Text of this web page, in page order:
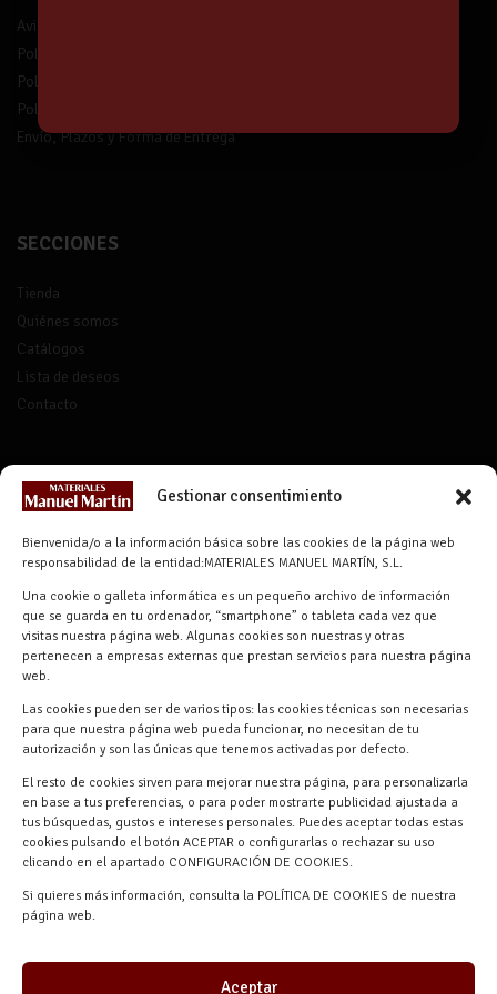
Gestionar consentimiento
Bienvenida/o a la información básica sobre las cookies de la página web
responsabilidad de la entidad:MATERIALES MANUEL MARTÍN, S.L.
Una cookie o galleta informática es un pequeño archivo de información
que se guarda en tu ordenador, “smartphone” o tableta cada vez que
visitas nuestra página web. Algunas cookies son nuestras y otras
pertenecen a empresas externas que prestan servicios para nuestra página
web.
Las cookies pueden ser de varios tipos: las cookies técnicas son necesarias
para que nuestra página web pueda funcionar, no necesitan de tu
autorización y son las únicas que tenemos activadas por defecto.
El resto de cookies sirven para mejorar nuestra página, para personalizarla
en base a tus preferencias, o para poder mostrarte publicidad ajustada a
tus búsquedas, gustos e intereses personales. Puedes aceptar todas estas
cookies pulsando el botón ACEPTAR o configurarlas o rechazar su uso
clicando en el apartado CONFIGURACIÓN DE COOKIES.
Si quieres más información, consulta la POLÍTICA DE COOKIES de nuestra
página web.
Aceptar
Aviso legal
Política de privacidad
Política de protección de datos
Política de devolución
Envío, Plazos y Forma de Entrega
SECCIONES
Tienda
Quiénes somos
Catálogos
Lista de deseos
Contacto
CONTACTO
info@materialesmanuelmartin.com
921 57 52 29
618 59 79 72 (Solo WhatsApp)
Materiales Manuel Martín Ctra.
Turégano-Navas de Oro, 47, 40280
Navalmanzano, Segovia, ESPAÑA
Desarrollado por